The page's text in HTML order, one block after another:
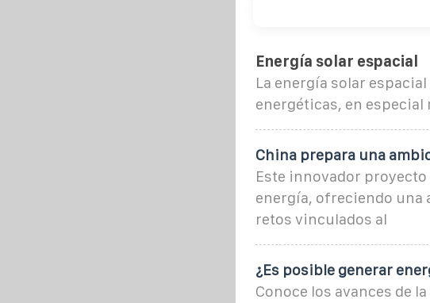
Energía solar espacial
La energía solar
energéticas, en
China prepara una
Este innovador
energía, ofreciendo
retos vinculados al
¿Es posible generar
Conoce los avances de